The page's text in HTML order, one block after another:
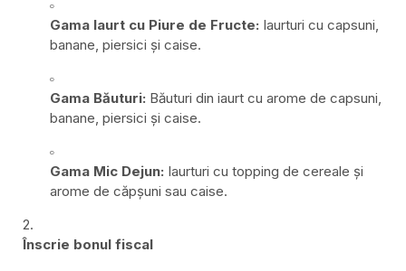
Gama Iaurt cu Piure de Fructe: Iaurturi cu capsuni,
banane, piersici și caise.
Gama Băuturi: Băuturi din iaurt cu arome de capsuni,
banane, piersici și caise.
Gama Mic Dejun: Iaurturi cu topping de cereale și
arome de căpșuni sau caise.
Înscrie bonul fiscal